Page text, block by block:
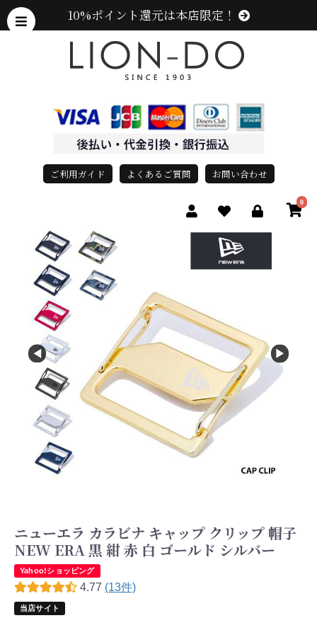
10%ポイント還元は本店限定！
ご利用ガイド よくあるご質問 お問い合わせ
0
ニューエラ カラビナ キャップ クリップ 帽子
NEW ERA 黒 紺 赤 白 ゴールド シルバー
Yahoo!ショッピング
4.77 (13件)
当店サイト